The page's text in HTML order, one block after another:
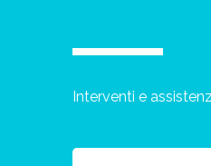
Interventi e